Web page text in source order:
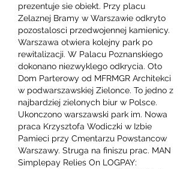
prezentuje sie obiekt. Przy placu
Zelaznej Bramy w Warszawie odkryto
pozostalosci przedwojennej kamienicy.
Warszawa otwiera kolejny park po
rewitalizacji. W Palacu Poznanskiego
dokonano niezwyklego odkrycia. Oto
Dom Parterowy od MFRMGR Architekci
w podwarszawskiej Zielonce. To jedno z
najbardziej zielonych biur w Polsce.
Ukonczono warszawski park im. Nowa
praca Krzysztofa Wodiczki w Izbie
Pamieci przy Cmentarzu Powstancow
Warszawy. Struga na finiszu prac. MAN
Simplepay Relies On LOGPAY: